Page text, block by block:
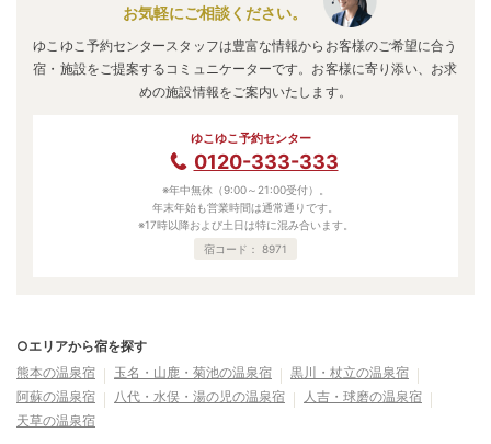
お気軽にご相談ください。
ゆこゆこ予約センタースタッフは豊富な情報からお客様のご希望に合う
宿・施設をご提案するコミュニケーターです。お客様に寄り添い、お求
めの施設情報をご案内いたします。
ゆこゆこ予約センター
0120-333-333
※年中無休（9:00～21:00受付）。
年末年始も営業時間は通常通りです。
※17時以降および土日は特に混み合います。
宿コード： 8971
○エリアから宿を探す
熊本の温泉宿
玉名・山鹿・菊池の温泉宿
黒川・杖立の温泉宿
阿蘇の温泉宿
八代・水俣・湯の児の温泉宿
人吉・球磨の温泉宿
天草の温泉宿